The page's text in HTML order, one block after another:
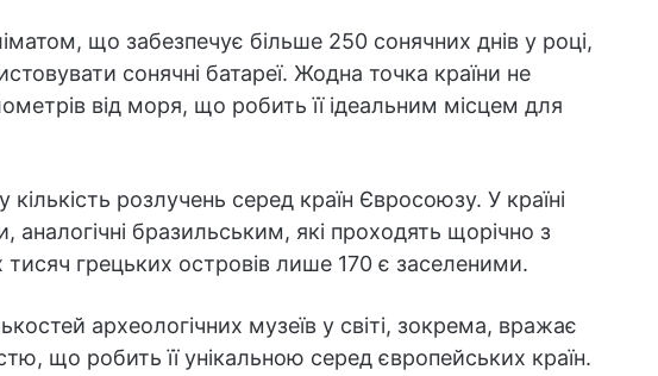
що забезпечує більше 250 сонячних днів у році,
сонячні батареї. Жодна точка країни не
від моря, що робить її ідеальним місцем для
розлучень серед країн Євросоюзу. У країні
аналогічні бразильським, які проходять щорічно з
тисяч грецьких островів лише 170 є заселеними.
археологічних музеїв у світі, зокрема, вражає
що робить її унікальною серед європейських країн.